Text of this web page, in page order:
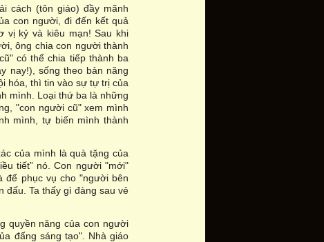
cách (tôn giáo) đầy mãnh
con người, đi đến kết quả
vị kỷ và kiêu mạn! Sau khi
ông chia con người thành
có thể chia tiếp thành ba
nay!), sống theo bản năng
hóa, thì tin vào sự tự trị của
mình. Loại thứ ba là những
"con người cũ" xem mình
mình, tự biến mình thành
của mình là quà tặng của
tiết” nó. Con người "mới"
để phục vụ cho "người bên
đấu. Ta thấy gì đàng sau vẻ
quyền năng của con người
đấng sáng tạo". Nhà giáo